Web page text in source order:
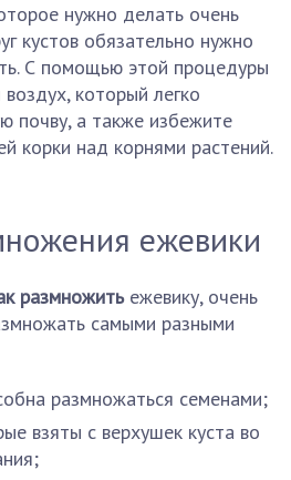
нужно делать очень
кустов обязательно нужно
С помощью этой процедуры
который легко
почву, а также избежите
корки над корнями растений.
ежевики
размножитьежевику, очень
самыми разными
размножаться семенами;
взяты с верхушек куста во